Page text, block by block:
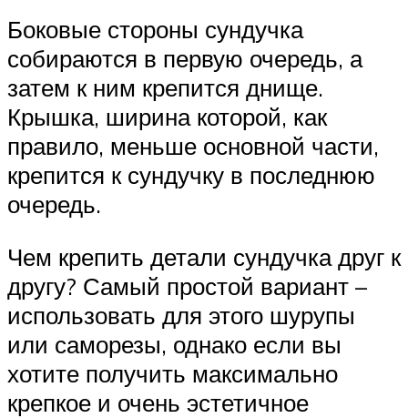
Боковые стороны сундучка
собираются в первую очередь, а
затем к ним крепится днище.
Крышка, ширина которой, как
правило, меньше основной части,
крепится к сундучку в последнюю
очередь.
Чем крепить детали сундучка друг к
другу? Самый простой вариант –
использовать для этого шурупы
или саморезы, однако если вы
хотите получить максимально
крепкое и очень эстетичное